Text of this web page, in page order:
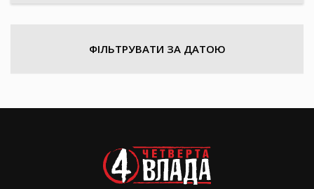
ФІЛЬТРУВАТИ ЗА ДАТОЮ